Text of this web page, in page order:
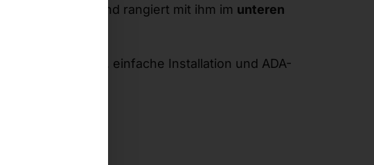
kleinen Bruder und rangiert mit ihm im unteren
kleiner Footprint, einfache Installation und ADA-